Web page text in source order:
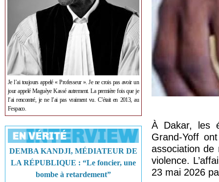
Je l’ai toujours appelé « Professeur ». Je ne crois pas avoir un
jour appelé Maguèye Kassé autrement. La première fois que je
l’ai rencontré, je ne l’ai pas vraiment vu. C’était en 2013, au
Fespaco.
DEMBA KANDJI, MÉDIATEUR DE
LA RÉPUBLIQUE : “Le foncier, une
bombe à retardement”
À Dakar, les
Grand-Yoff
association de
violence.
23 mai 2026